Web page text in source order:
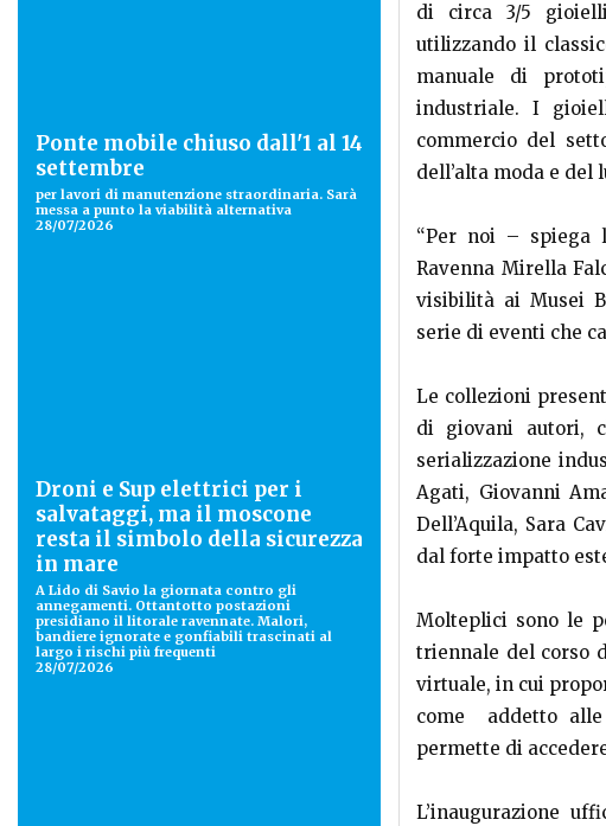
Ponte mobile chiuso dall'1 al 14
settembre
per lavori di manutenzione straordinaria. Sarà
messa a punto la viabilità alternativa
28/07/2026
Droni e Sup elettrici per i
salvataggi, ma il moscone
resta il simbolo della sicurezza
in mare
A Lido di Savio la giornata contro gli
annegamenti. Ottantotto postazioni
presidiano il litorale ravennate. Malori,
bandiere ignorate e gonfiabili trascinati al
largo i rischi più frequenti
28/07/2026
di circa 3/5
utilizzando il
manuale di
industriale. I
commercio del
dell’alta moda e del
“Per noi – spiega
Ravenna Mirella
visibilità ai Musei
serie di eventi che
Le collezioni
di giovani autori,
serializzazione
Agati, Giovanni
Dell’Aquila, Sara
dal forte impatto
Molteplici sono le
triennale del corso
virtuale, in cui
come addetto alle
permette di
L’inaugurazione